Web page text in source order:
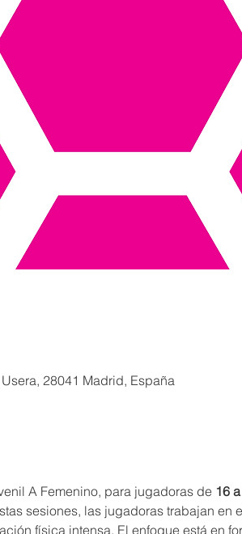
28041 Madrid, España
A Femenino, para jugadoras de 16
sesiones, las jugadoras trabajan
física intensa. El enfoque está en